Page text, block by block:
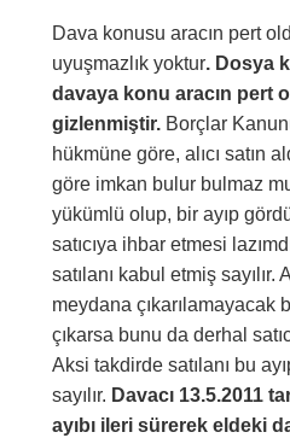
Dava konusu aracın pert
uyuşmazlık yoktur. Dosya
davaya konu aracın pert
gizlenmiştir.Borçlar
hükmüne göre, alıcı satın
göre imkan bulur bulmaz
yükümlü olup, bir ayıp
satıcıya ihbar etmesi
satılanı kabul etmiş
meydana çıkarılamayacak
çıkarsa bunu da derhal
Aksi takdirde satılanı bu
sayılır. Davacı 13.5.2011
ayıbı ileri sürerek eldeki